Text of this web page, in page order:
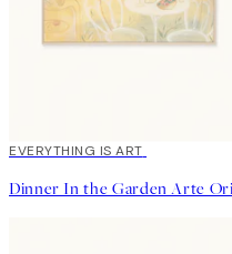
EVERYTHING IS ART